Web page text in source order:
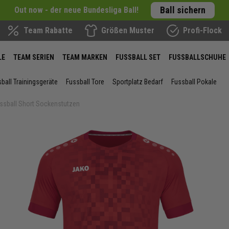
Out now - der neue Bundesliga Ball! Ball sichern
Team Rabatte Größen Muster Profi-Flock
TEAM SERIEN TEAM MARKEN FUSSBALL SET FUSSBALLSCHUHE
Trainingsgeräte Fussball Tore Sportplatz Bedarf Fussball Pokale
Short Sockenstutzen